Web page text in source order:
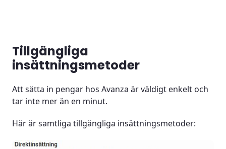
Tillgängliga
insättningsmetoder
Att sätta in pengar hos Avanza är väldigt enkelt och
tar inte mer än en minut.
Här är samtliga tillgängliga insättningsmetoder: